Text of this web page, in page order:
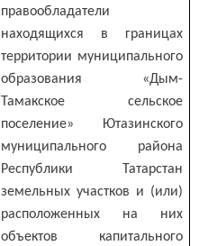
правообладатели
находящихся в границах
территории муниципального
образования «Дым-
Тамакское сельское
поселение» Ютазинского
муниципального района
Республики Татарстан
земельных участков и (или)
расположенных на них
объектов капитального